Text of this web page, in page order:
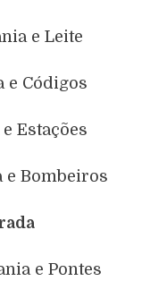
e Leite
e Códigos
Estações
e Bombeiros
e Pontes